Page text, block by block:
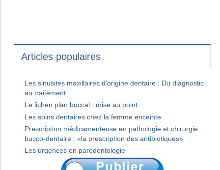
Articles populaires
Les sinusites maxillaires d'origine dentaire : Du diagnostic
au traitement
Le lichen plan buccal : mise au point
Les soins dentaires chez la femme enceinte
Prescription médicamenteuse en pathologie et chirurgie
bucco-dentaire : «la prescription des antibiotiques»
Les urgences en parodontologie